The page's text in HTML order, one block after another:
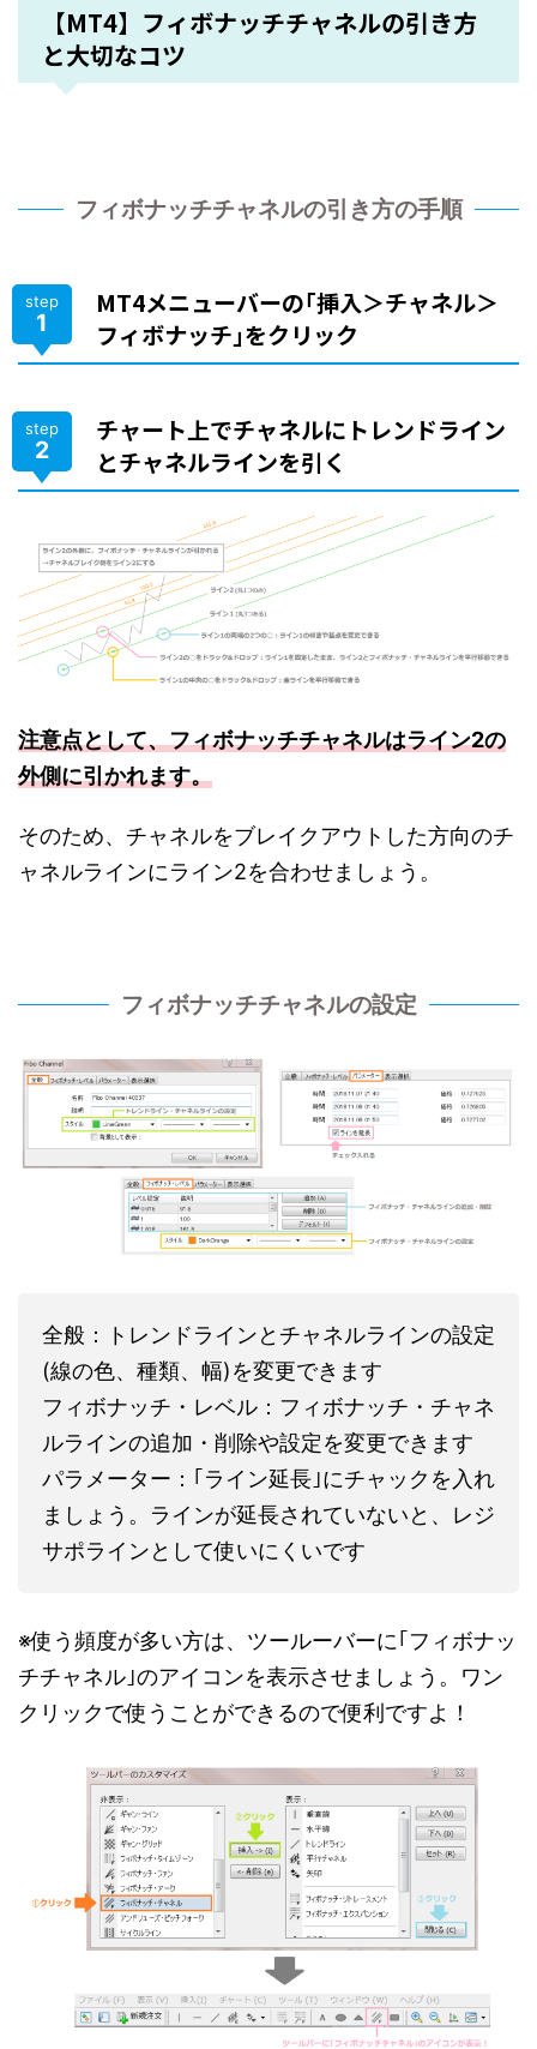
【MT4】フィボナッチチャネルの引き方
と大切なコツ
フィボナッチチャネルの引き方の手順
step
1
MT4メニューバーの｢挿入＞チャネル＞
フィボナッチ｣をクリック
step
2
チャート上でチャネルにトレンドライン
とチャネルラインを引く
注意点として、フィボナッチチャネルはライン2の
外側に引かれます。
そのため、チャネルをブレイクアウトした方向のチ
ャネルラインにライン2を合わせましょう。
フィボナッチチャネルの設定
全般：トレンドラインとチャネルラインの設定
(線の色、種類、幅)を変更できます
フィボナッチ・レベル：フィボナッチ・チャネ
ルラインの追加・削除や設定を変更できます
パラメーター：｢ライン延長｣にチャックを入れ
ましょう。ラインが延長されていないと、レジ
サポラインとして使いにくいです
※使う頻度が多い方は、ツールーバーに｢フィボナッ
チチャネル｣のアイコンを表示させましょう。ワン
クリックで使うことができるので便利ですよ！